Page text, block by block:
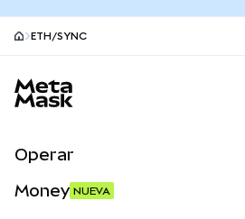
ETH/SYNC
Operar
Money NUEVA